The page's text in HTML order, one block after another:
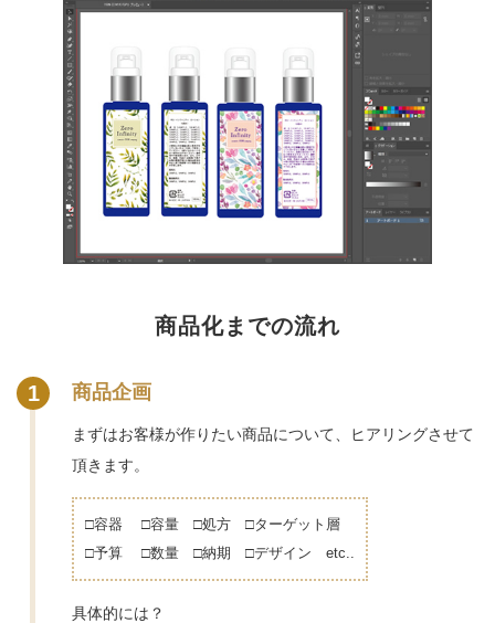
商品化までの流れ
1 商品企画
まずはお客様が作りたい商品について、ヒアリングさせて
頂きます。
□容器 □容量 □処方 □ターゲット層
□予算 □数量 □納期 □デザイン etc..
具体的には？